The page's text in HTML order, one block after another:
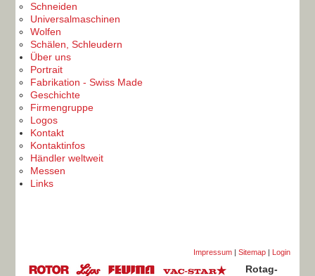
Schneiden
Universalmaschinen
Wolfen
Schälen, Schleudern
Über uns
Portrait
Fabrikation - Swiss Made
Geschichte
Firmengruppe
Logos
Kontakt
Kontaktinfos
Händler weltweit
Messen
Links
Impressum| Sitemap| Login
Rotag-